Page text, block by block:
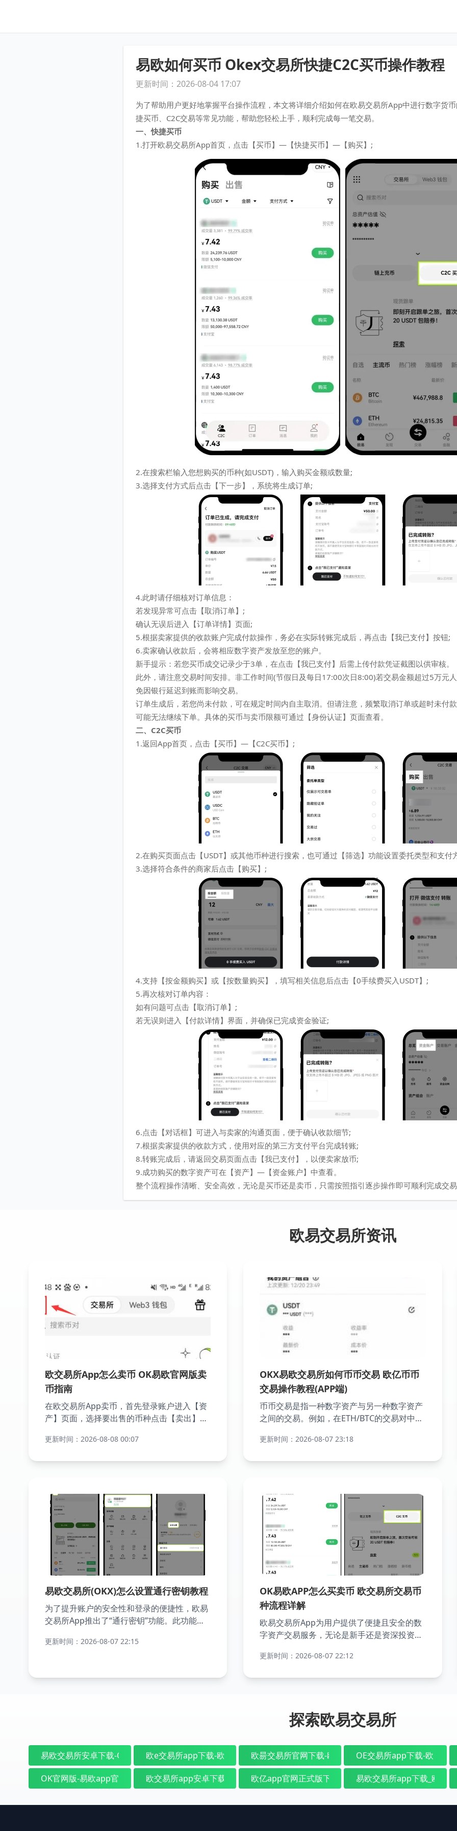
易欧如何买币 Okex交易所快捷C2C买币操作教程
更新时间：2026-08-04 17:07
为了帮助用户更好地掌握平台操作流程，本文将详细介绍如何在欧易交易所App中进行数字货
捷买币、C2C交易等常见功能，帮助您轻松上手，顺利完成每一笔交易。
一、快捷买币
1.打开欧易交易所App首页，点击【买币】—【快捷买币】—【购买】;
2.在搜索栏输入您想购买的币种(如USDT)，输入购买金额或数量;
3.选择支付方式后点击【下一步】，系统将生成订单;
4.此时请仔细核对订单信息：
若发现异常可点击【取消订单】;
确认无误后进入【订单详情】页面;
5.根据卖家提供的收款账户完成付款操作，务必在实际转账完成后，再点击【我已支付】按钮;
6.卖家确认收款后，会将相应数字资产发放至您的账户。
新手提示：若您买币成交记录少于3单，在点击【我已支付】后需上传付款凭证截图以供审核。
此外，请注意交易时间安排。非工作时间(节假日及每日17:00次日8:00)若交易金额超过5万元
免因银行延迟到账而影响交易。
订单生成后，若您尚未付款，可在规定时间内自主取消。但请注意，频繁取消订单或超时未付
可能无法继续下单。具体的买币与卖币限额可通过【身份认证】页面查看。
二、C2C买币
1.返回App首页，点击【买币】—【C2C买币】;
2.在购买页面点击【USDT】或其他币种进行搜索，也可通过【筛选】功能设置委托类型和支付
3.选择符合条件的商家后点击【购买】;
4.支持【按金额购买】或【按数量购买】，填写相关信息后点击【0手续费买入USDT】;
5.再次核对订单内容：
如有问题可点击【取消订单】;
若无误则进入【付款详情】界面，并确保已完成资金验证;
6.点击【对话框】可进入与卖家的沟通页面，便于确认收款细节;
7.根据卖家提供的收款方式，使用对应的第三方支付平台完成转账;
8.转账完成后，请返回交易页面点击【我已支付】，以便卖家放币;
9.成功购买的数字资产可在【资产】—【资金账户】中查看。
整个流程操作清晰、安全高效，无论是买币还是卖币，只需按照指引逐步操作即可顺利完成交
欧易交易所资讯
欧交易所App怎么卖币 OK易欧官网版卖
币指南
在欧交易所App卖币，首先登录账户进入【资
产】页面，选择要出售的币种点击【卖出】，
设置限价/市价订单（限价需填写目标价
币账户，可随时提现或继续交易。注意核对收
款方式并开启二次验证保障安全。
更新时间：2026-08-08 00:07
OKX易欧交易所如何币币交易 欧亿币币
交易操作教程(APP端)
币币交易是指一种数字资产与另一种数字资产
之间的交易。例如，在ETH/BTC的交易对中，
以理解为用BTC来购买ETH。目前，欧易平台
更新时间：2026-08-07 23:18
易欧交易所(OKX)怎么设置通行密钥教程
为了提升账户的安全性和登录的便捷性，欧易
交易所App推出了“通行密钥”功能。此功能通
用户实现更高效、更安全的免密码登录和交易
更新时间：2026-08-07 22:15
OK易欧APP怎么买卖币 欧交易所交易币
种流程详解
欧易交易所App为用户提供了便捷且安全的数
字资产交易服务，无论是新手还是资深投资
及资金划转等操作。以下是详细的买卖币流程
更新时间：2026-08-07 22:12
探索欧易交易所
易欧交易所安卓下载-OKX易欧交易平台_全球领先虚拟币交易
欧e交易所app下载-欧意国际平台|欧易官网注册欧昜交易所官网下载-欧昜交易所官网最新版app下载
OE交易所app下载-欧 易官
OK官网版-易欧app官网客户端下载 - 欧交易所平台欧交易所app安卓下载官网地址-欧交易所app安卓下载官网在最新版本
欧亿app官网正式版下载-欧亿app最新手机官网版
易欧交易所app下载_欧 易